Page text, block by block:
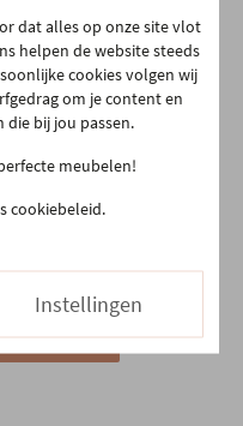
- 18:30
- 18:30
- 18:30
dat alles op onze site vlot
helpen de website steeds
cookies volgen wij
om je content en
die bij jou passen.
meubelen!
cookiebeleid.
Instellingen